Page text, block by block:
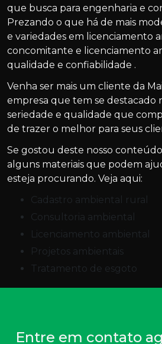
que busca para engenharia e
Prezando o que há de mais
e variedades em licenciamento
concomitante e licenciamento
qualidade e confiabilidade .
Venha ser mais um cliente da
empresa que tem se destacado
seriedade e qualidade que
de trazer o melhor para seus
Se gostou deste nosso
alguns materiais que podem
esteja procurando. Veja aqui:
cadastro ambiental rural
consultoria ambiental
licenciamento ambiental
projetos ambientais
tratamento de esgoto
Entre em contato